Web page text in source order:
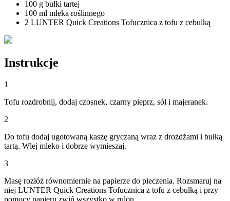
100 g bułki tartej
100 ml mleka roślinnego
2 LUNTER Quick Creations Tofucznica z tofu z cebulką
Instrukcje
1
Tofu rozdrobnij, dodaj czosnek, czarny pieprz, sól i majeranek.
2
Do tofu dodaj ugotowaną kaszę gryczaną wraz z drożdżami i bułką
tartą. Wlej mleko i dobrze wymieszaj.
3
Masę rozłóż równomiernie na papierze do pieczenia. Rozsmaruj na
niej LUNTER Quick Creations Tofucznica z tofu z cebulką i przy